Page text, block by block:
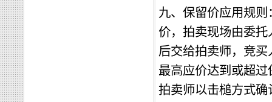
九、保留价应用规
价，拍卖现场由委
后交给拍卖师，竞
最高应价达到或超
拍卖师以击槌方式确